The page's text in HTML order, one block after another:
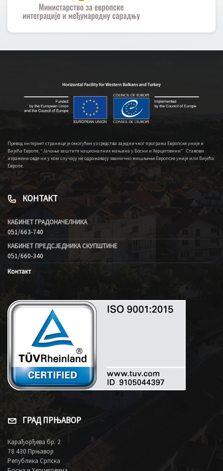
Превод интернет странице је омогућен уз средства заједничког програма Европске уније и
Вијећа Европе, “Јачање заштите националних мањина у Босни и Херцеговини” . Ставови
изражени овде ни у ком случају не одражавају званично мишљење Европске уније или Вијећа
Европе.
КОНТАКТ
КАБИНЕТ ГРАДОНАЧЕЛНИКА
051/663-740
КАБИНЕТ ПРЕДСЈЕДНИКА СКУПШТИНЕ
051/660-340
Контакт
ГРАД ПРЊАВОР
Карађорђева бр. 2
78 430 Прњавор
Република Српска